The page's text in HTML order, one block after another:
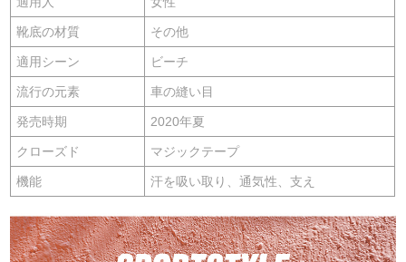
靴底の材質 その他
適用シーン ビーチ
流行の元素 車の縫い目
発売時期 2020年夏
クローズド マジックテープ
機能 汗を吸い取り、通気性、支え